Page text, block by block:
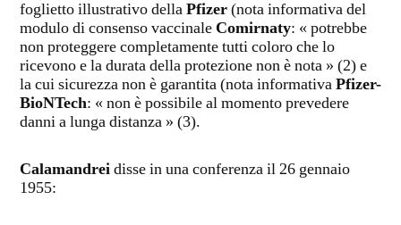
foglietto illustrativo dellaPfizer(nota informativa del
modulo di consenso vaccinale Comirnaty: « potrebbe
non proteggere completamente tutti coloro che lo
ricevono e la durata della protezione non è nota » (2) e
la cui sicurezza non è garantita (nota informativaPfizer-
BioNTech: « non è possibile al momento prevedere
danni a lunga distanza » (3).
Calamandreidisse in una conferenza il 26 gennaio
1955: